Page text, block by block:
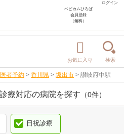
ログイン
ベビカムひろば
会員登録
（無料）
お気に入り 検索
者予約 > 香川県 > 坂出市 > 讃岐府中駅
療対応の病院を探す （0件）
日祝診療